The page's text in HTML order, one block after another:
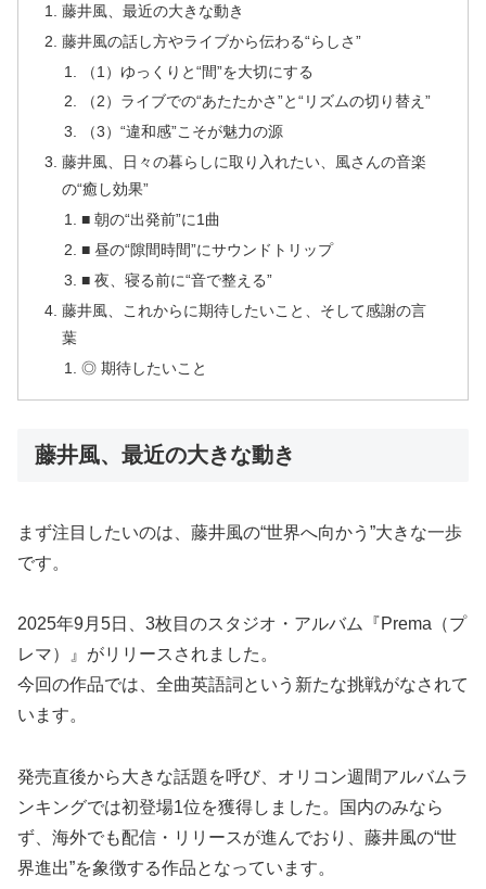
藤井風、最近の大きな動き
藤井風の話し方やライブから伝わる“らしさ”
（1）ゆっくりと“間”を大切にする
（2）ライブでの“あたたかさ”と“リズムの切り替え”
（3）“違和感”こそが魅力の源
藤井風、日々の暮らしに取り入れたい、風さんの音楽
の“癒し効果”
■ 朝の“出発前”に1曲
■ 昼の“隙間時間”にサウンドトリップ
■ 夜、寝る前に“音で整える”
藤井風、これからに期待したいこと、そして感謝の言
葉
◎ 期待したいこと
藤井風、最近の大きな動き
まず注目したいのは、藤井風の“世界へ向かう”大きな一歩
です。
2025年9月5日、3枚目のスタジオ・アルバム『Prema（プ
レマ）』がリリースされました。
今回の作品では、全曲英語詞という新たな挑戦がなされて
います。
発売直後から大きな話題を呼び、オリコン週間アルバムラ
ンキングでは初登場1位を獲得しました。国内のみなら
ず、海外でも配信・リリースが進んでおり、藤井風の“世
界進出”を象徴する作品となっています。